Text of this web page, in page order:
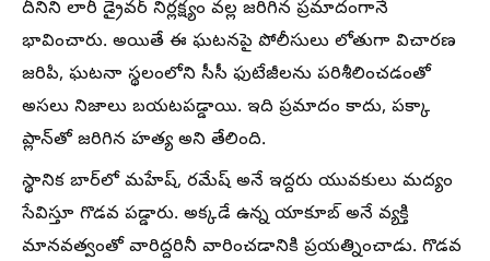
దీనిని లారీ డ్రైవర్ నిర్లక్ష్యం వల్ల జరిగిన ప్రమాదంగానే
భావించారు. అయితే ఈ ఘటనపై పోలీసులు లోతుగా విచారణ
జరిపి, ఘటనా స్థలంలోని సీసీ ఫుటేజీలను పరిశీలించడంతో
అసలు నిజాలు బయటపడ్డాయి. ఇది ప్రమాదం కాదు, పక్కా
ప్లాన్‌తో జరిగిన హత్య అని తేలింది.
స్థానిక బార్‌లో మహేష్, రమేష్ అనే ఇద్దరు యువకులు మద్యం
సేవిస్తూ గొడవ పడ్డారు. అక్కడే ఉన్న యాకూబ్ అనే వ్యక్తి
మానవత్వంతో వారిద్దరినీ వారించడానికి ప్రయత్నించాడు. గొడవ